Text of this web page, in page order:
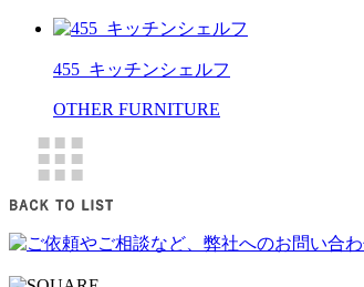
455_キッチンシェルフ
OTHER FURNITURE